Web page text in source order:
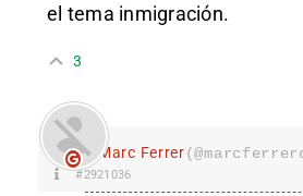
el tema inmigración.
3
Marc Ferrer
#2921036